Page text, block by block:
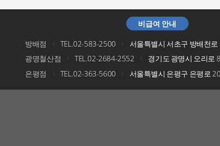
비급여 안내
방배점 I TEL.02-583-2500 I
서울특별시 서초구 방배천
광명철산점
I TEL.02-2684-2552 I
경기도 광명시 오리로
은평점
I TEL.02-363-5600 I 서울특별시 은평구 은평로